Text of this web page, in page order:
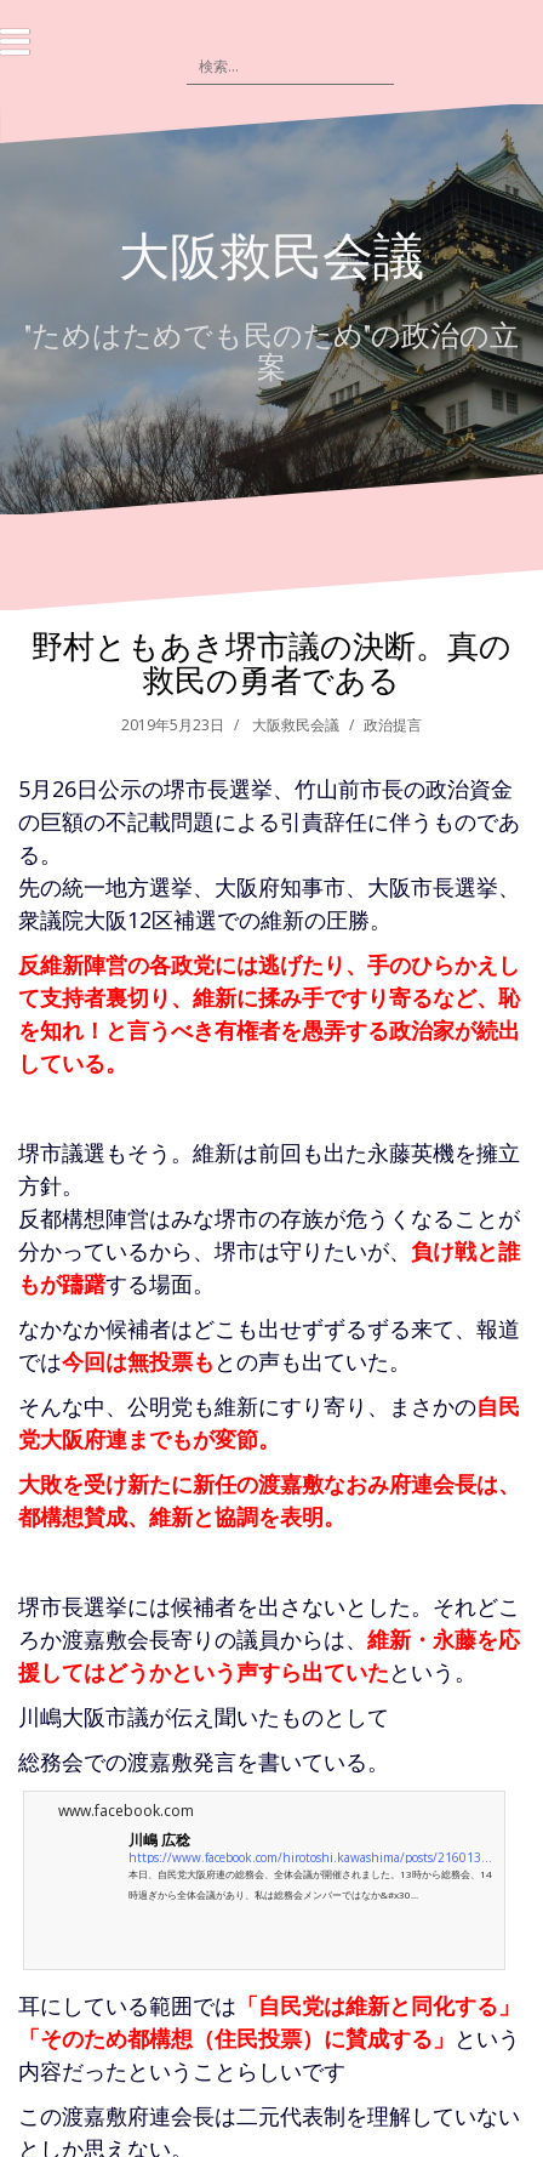
ン
ツ
検
索:
大阪救民会議
"ためはためでも民のため"の政治の立
案
野村ともあき堺市議の決断。真の
救民の勇者である
2019年5月23日 大阪救民会議 政治提言
5月26日公示の堺市長選挙、竹山前市長の政治資金
の巨額の不記載問題による引責辞任に伴うものであ
る。
先の統一地方選挙、大阪府知事市、大阪市長選挙、
衆議院大阪12区補選での維新の圧勝。
反維新陣営の各政党には逃げたり、手のひらかえし
て支持者裏切り、維新に揉み手ですり寄るなど、恥
を知れ！と言うべき有権者を愚弄する政治家が続出
している。
堺市議選もそう。維新は前回も出た永藤英機を擁立
方針。
反都構想陣営はみな堺市の存族が危うくなることが
分かっているから、堺市は守りたいが、 負け戦と誰
もが躊躇する場面。
なかなか候補者はどこも出せずずるずる来て、報道
では今回は無投票も との声も出ていた。
そんな中、公明党も維新にすり寄り、まさかの自民
党大阪府連までもが変節。
大敗を受け新たに新任の渡嘉敷なおみ府連会長は、
都構想賛成、維新と協調を表明。
堺市長選挙には候補者を出さないとした。それどこ
ろか渡嘉敷会長寄りの議員からは、 維新・永藤を応
援してはどうかという声すら出ていたという。
川嶋大阪市議が伝え聞いたものとして
総務会での渡嘉敷発言を書いている。
www.facebook.com
川嶋 広稔
https://www.facebook.com/hirotoshi.kawashima/posts/2160137120729046
本日、自民党大阪府連の総務会、全体会議が開催されました。13時から総務会、14
時過ぎから全体会議があり、私は総務会メンバーではなか&#x30...
耳にしている範囲では 「自民党は維新と同化する」
「そのため都構想（住民投票）に賛成する」 という
内容だったということらしいです
この渡嘉敷府連会長は二元代表制を理解していない
としか思えない。